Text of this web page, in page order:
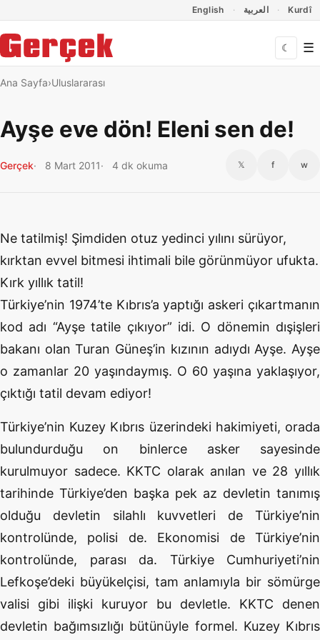
English العربية Kurdî
☾ ☰
Ana Sayfa Uluslararası
Ayşe eve dön! Eleni sen de!
Gerçek 8 Mart 2011 4 dk okuma 𝕏 f w
Ne tatilmiş! Şimdiden otuz yedinci yılını sürüyor,
kırktan evvel bitmesi ihtimali bile görünmüyor ufukta.
Kırk yıllık tatil!
Türkiye’nin 1974’te Kıbrıs’a yaptığı askeri çıkartmanın
kod adı “Ayşe tatile çıkıyor” idi. O dönemin dışişleri
bakanı olan Turan Güneş’in kızının adıydı Ayşe. Ayşe
o zamanlar 20 yaşındaymış. O 60 yaşına yaklaşıyor,
çıktığı tatil devam ediyor!
Türkiye’nin Kuzey Kıbrıs üzerindeki hakimiyeti, orada
bulundurduğu on binlerce asker sayesinde
kurulmuyor sadece. KKTC olarak anılan ve 28 yıllık
tarihinde Türkiye’den başka pek az devletin tanımış
olduğu devletin silahlı kuvvetleri de Türkiye’nin
kontrolünde, polisi de. Ekonomisi de Türkiye’nin
kontrolünde, parası da. Türkiye Cumhuriyeti’nin
Lefkoşe’deki büyükelçisi, tam anlamıyla bir sömürge
valisi gibi ilişki kuruyor bu devletle. KKTC denen
devletin bağımsızlığı bütünüyle formel. Kuzey Kıbrıs